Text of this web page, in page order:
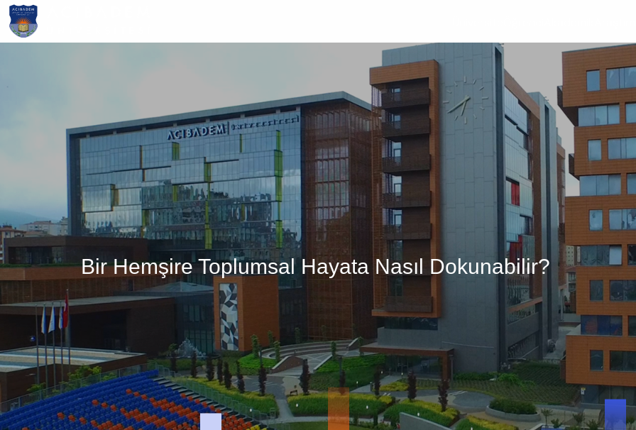
Ana
içeriğe
atla
Bir Hemşire Toplumsal Hayata Nasıl Dokunabilir?